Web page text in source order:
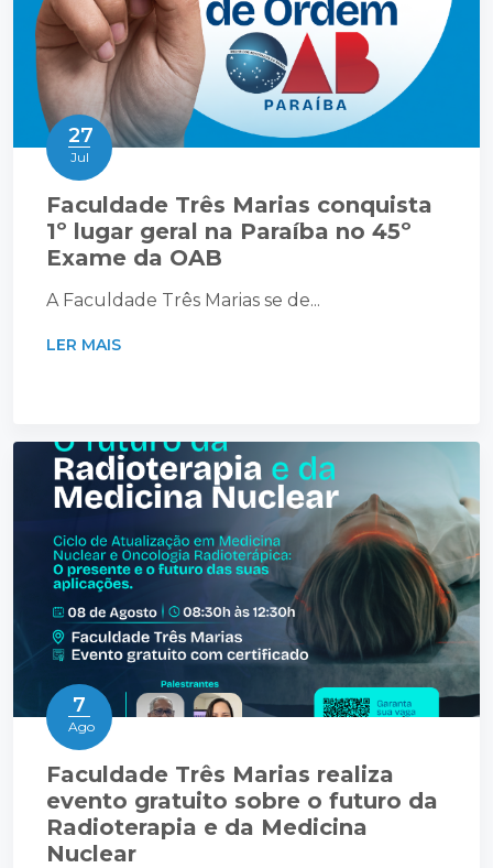
27
Jul
Faculdade Três Marias conquista
1º lugar geral na Paraíba no 45º
Exame da OAB
A Faculdade Três Marias se de...
LER MAIS
7
Ago
Faculdade Três Marias realiza
evento gratuito sobre o futuro da
Radioterapia e da Medicina
Nuclear